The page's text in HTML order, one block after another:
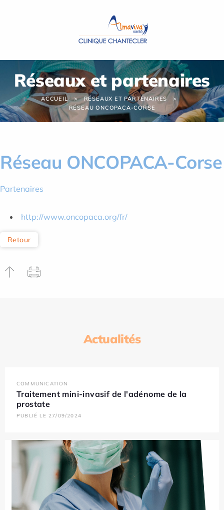
Réseaux et partenaires
ACCUEIL
RÉSEAUX ET PARTENAIRES
RÉSEAU ONCOPACA-CORSE
Réseau ONCOPACA-Corse
Partenaires
http://www.oncopaca.org/fr/
Retour
Actualités
COMMUNICATION
Traitement mini-invasif de l'adénome de la
prostate
PUBLIÉ LE 27/09/2024